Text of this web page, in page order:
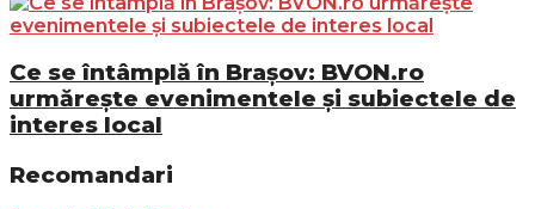
Ce se întâmplă în Brașov: BVON.ro
urmărește evenimentele și subiectele de
interes local
Recomandari